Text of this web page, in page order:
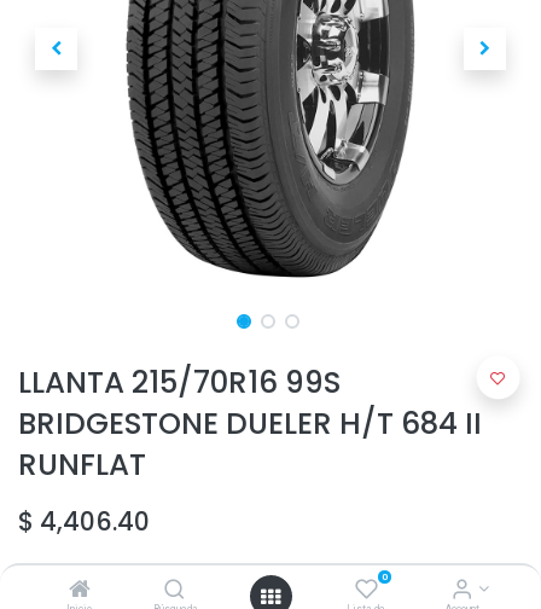
0
LLANTA 215/70R16 99S
BRIDGESTONE DUELER H/T 684 II
RUNFLAT
$ 4,406.40